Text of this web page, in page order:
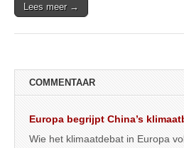
Lees meer →
COMMENTAAR
Europa begrijpt China’s
Wie het klimaatdebat in Europa